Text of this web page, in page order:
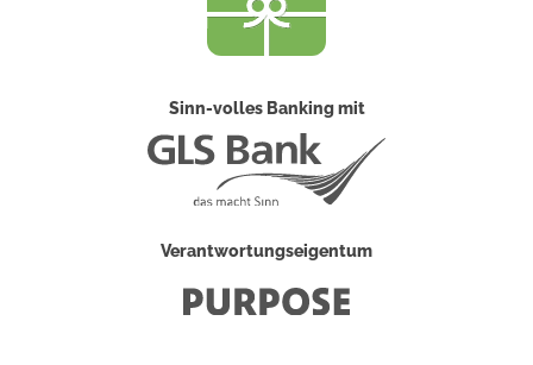
Sinn-volles Banking mit
Verantwortungseigentum